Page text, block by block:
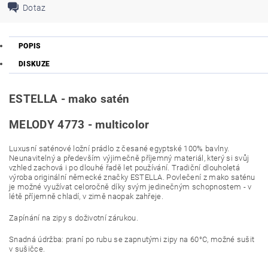
Dotaz
POPIS
DISKUZE
ESTELLA - mako satén
MELODY 4773 - multicolor
Luxusní saténové ložní prádlo z česané egyptské 100% bavlny.
Neunavitelný a především výjimečně příjemný materiál, který si svůj
vzhled zachová i po dlouhé řadě let používání. Tradiční dlouholetá
výroba originální německé značky ESTELLA. Povlečení z mako saténu
je možné využívat celoročně díky svým jedinečným schopnostem - v
létě příjemně chladí, v zimě naopak zahřeje.
Zapínání na zipy s doživotní zárukou.
Snadná údržba: praní po rubu se zapnutými zipy na 60°C, možné sušit
v sušičce.